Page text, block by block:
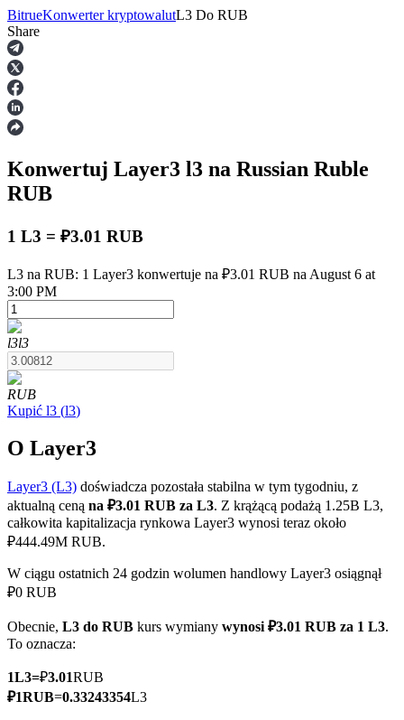
Kontrakty terminowe
Kontrakty terminowe na USDT
Kontrakty futures wykorzystujące USDT jako zabezpieczenie
Kontrakty terminowe COIN-M
Kontrakty terminowe na kryptowaluty
TradFi
towary
BitrueKonwerter kryptowalutL3 Do RUB
Share
Konwertuj Layer3 l3 na Russian Ruble
RUB
1 L3 = ₽3.01 RUB
L3 na RUB: 1 Layer3 konwertuje na ₽3.01 RUB na August 6 at
3:00 PM
l3l3
RUB
Kupić l3 (l3)
O Layer3
Layer3 (L3) doświadcza pozostała stabilna w tym tygodniu, z
aktualną ceną na ₽3.01 RUB za L3. Z krążącą podażą 1.25B L3,
całkowita kapitalizacja rynkowa Layer3 wynosi teraz około
₽444.49M RUB.
W ciągu ostatnich 24 godzin wolumen handlowy Layer3 osiągnął
₽0 RUB
Obecnie, L3 do RUB kurs wymiany wynosi ₽3.01 RUB za 1 L3.
To oznacza:
1L3=₽3.01RUB
₽1RUB=0.33243354L3